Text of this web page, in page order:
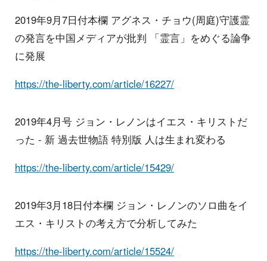
2019年9月7日付本欄 アグネス・チョウ(周庭)守護霊
の発言を中国メディアが批判 「霊言」をめぐる論争
に発展
https://the-liberty.com/article/16227/
2019年4月号 ジョン・レノンはイエス・キリストだ
った - 新 過去世物語 特別版 人は生まれ変わる
https://the-liberty.com/article/15429/
2019年3月18日付本欄 ジョン・レノンのソロ曲をイ
エス・キリストの考え方で分析してみた
https://the-liberty.com/article/15524/